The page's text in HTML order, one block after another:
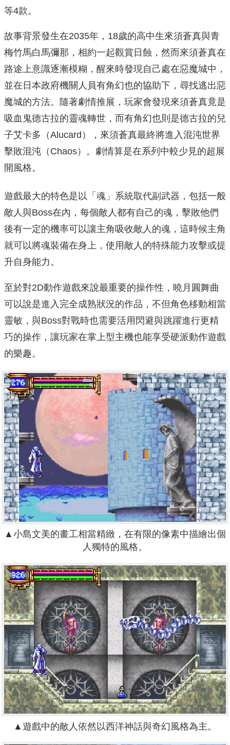
等4款。
故事背景發生在2035年，18歲的高中生來須蒼真與青
梅竹馬白馬彌那，相約一起觀賞日蝕，然而來須蒼真在
路途上意識逐漸模糊，醒來時發現自己處在惡魔城中，
並在日本政府機關人員有角幻也的協助下，尋找逃出惡
魔城的方法。隨著劇情推展，玩家會發現來須蒼真竟是
吸血鬼德古拉的靈魂轉世，而有角幻也則是德古拉的兒
子艾卡多（Alucard），來須蒼真最終將進入混沌世界
擊敗混沌（Chaos）。劇情算是在系列中較少見的超展
開風格。
遊戲最大的特色是以「魂」系統取代副武器，包括一般
敵人與Boss在內，每個敵人都有自己的魂，擊敗他們
後有一定的機率可以讓主角吸收敵人的魂，這時候主角
就可以將魂裝備在身上，使用敵人的特殊能力攻擊或提
升自身能力。
至於對2D動作遊戲來說最重要的操作性，曉月圓舞曲
可以說是進入完全成熟狀況的作品，不但角色移動相當
靈敏，與Boss對戰時也需要活用閃避與跳躍進行更精
巧的操作，讓玩家在掌上型主機也能享受硬派動作遊戲
的樂趣。
▲小島文美的畫工相當精緻，在有限的像素中描繪出個
人獨特的風格。
▲遊戲中的敵人依然以西洋神話與奇幻風格為主。